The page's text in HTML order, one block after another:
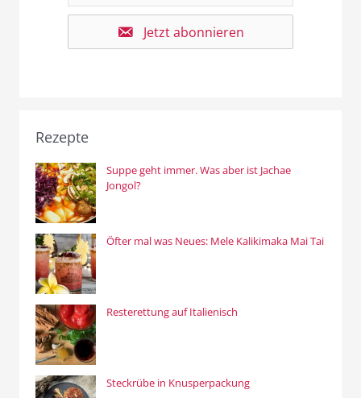
Jetzt abonnieren
Rezepte
Suppe geht immer. Was aber ist Jachae
Jongol?
Öfter mal was Neues: Mele Kalikimaka Mai Tai
Resterettung auf Italienisch
Steckrübe in Knusperpackung